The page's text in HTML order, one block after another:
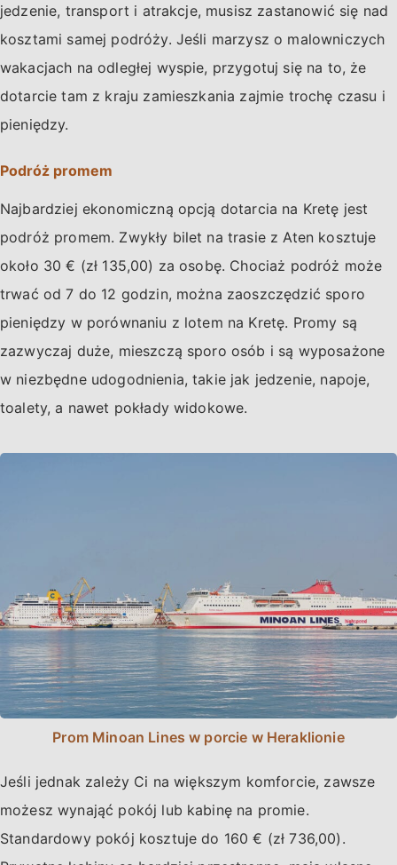
jedzenie, transport i atrakcje, musisz zastanowić się nad
kosztami samej podróży. Jeśli marzysz o malowniczych
wakacjach na odległej wyspie, przygotuj się na to, że
dotarcie tam z kraju zamieszkania zajmie trochę czasu i
pieniędzy.
Podróż promem
Najbardziej ekonomiczną opcją dotarcia na Kretę jest
podróż promem. Zwykły bilet na trasie z Aten kosztuje
około 30 € (zł 135,00) za osobę. Chociaż podróż może
trwać od 7 do 12 godzin, można zaoszczędzić sporo
pieniędzy w porównaniu z lotem na Kretę. Promy są
zazwyczaj duże, mieszczą sporo osób i są wyposażone
w niezbędne udogodnienia, takie jak jedzenie, napoje,
toalety, a nawet pokłady widokowe.
Prom Minoan Lines w porcie w Heraklionie
Jeśli jednak zależy Ci na większym komforcie, zawsze
możesz wynająć pokój lub kabinę na promie.
Standardowy pokój kosztuje do 160 € (zł 736,00).